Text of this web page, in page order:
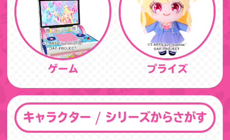
ゲーム プライズ
キャラクター / シリーズからさがす